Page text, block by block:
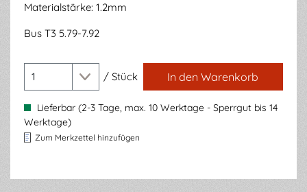
Materialstärke: 1.2mm
Bus T3 5.79-7.92
/ Stück In den Warenkorb
Lieferbar (2-3 Tage, max. 10 Werktage - Sperrgut bis 14
Werktage)
Zum Merkzettel hinzufügen